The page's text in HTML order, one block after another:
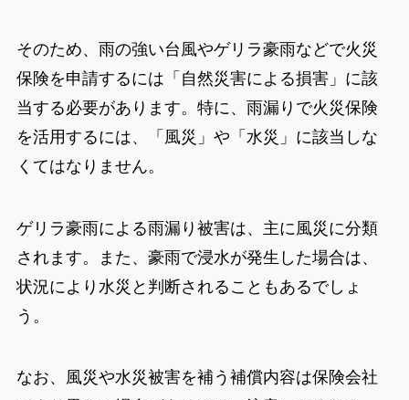
そのため、雨の強い台風やゲリラ豪雨などで火災
保険を申請するには「自然災害による損害」に該
当する必要があります。特に、雨漏りで火災保険
を活用するには、「風災」や「水災」に該当しな
くてはなりません。
ゲリラ豪雨による雨漏り被害は、主に風災に分類
されます。また、豪雨で浸水が発生した場合は、
状況により水災と判断されることもあるでしょ
う。
なお、風災や水災被害を補う補償内容は保険会社